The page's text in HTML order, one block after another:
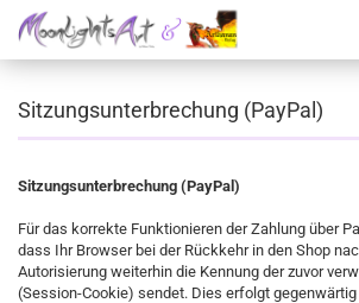
Sitzungsunterbrechung (PayPal)
Sitzungsunterbrechung (PayPal)
Für das korrekte Funktionieren der Zahlung über
dass Ihr Browser bei der Rückkehr in den Shop
Autorisierung weiterhin die Kennung der zuvor
(Session-Cookie) sendet. Dies erfolgt